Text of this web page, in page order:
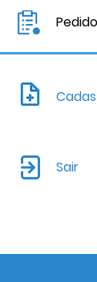
Sair